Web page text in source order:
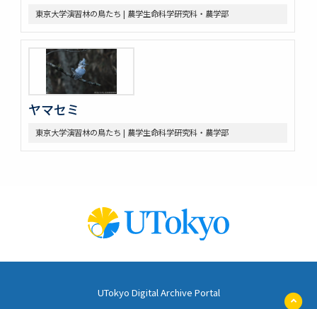
東京大学演習林の鳥たち | 農学生命科学研究科・農学部
ヤマセミ
東京大学演習林の鳥たち | 農学生命科学研究科・農学部
UTokyo Digital Archive Portal
ペ